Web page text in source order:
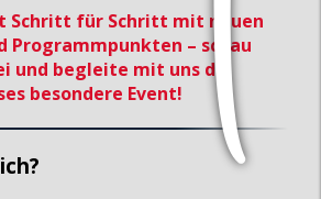
Schritt für Schritt mit neuen
Programmpunkten – schau
und begleite mit uns die
besondere Event!